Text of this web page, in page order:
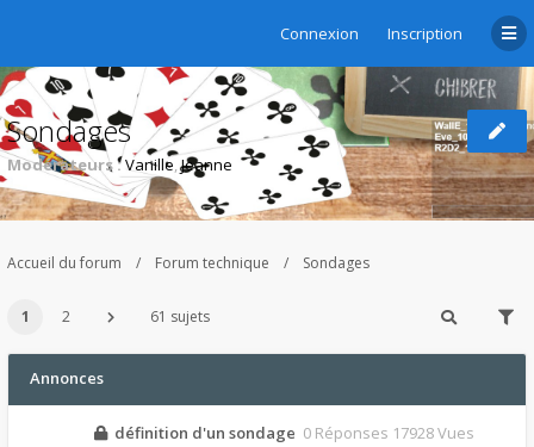
Connexion Inscription
Sondages
Modérateurs :Vanille,Jeanne
Accueil du forum Forum technique Sondages
1 2 61 sujets
Annonces
définition d'un sondage 0 Réponses 17928 Vues